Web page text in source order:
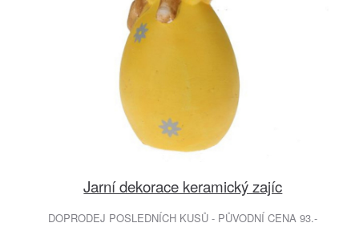
Jarní dekorace keramický zajíc
DOPRODEJ POSLEDNÍCH KUSŮ - PŮVODNÍ CENA 93.-